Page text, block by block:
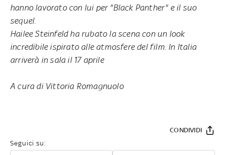
hanno lavorato con lui per "Black Panther" e il suo
sequel.
Hailee Steinfeld ha rubato la scena con un look
incredibile ispirato alle atmosfere del film. In Italia
arriverà in sala il 17 aprile
A cura di Vittoria Romagnuolo
Seguici su:
CONDIVIDI